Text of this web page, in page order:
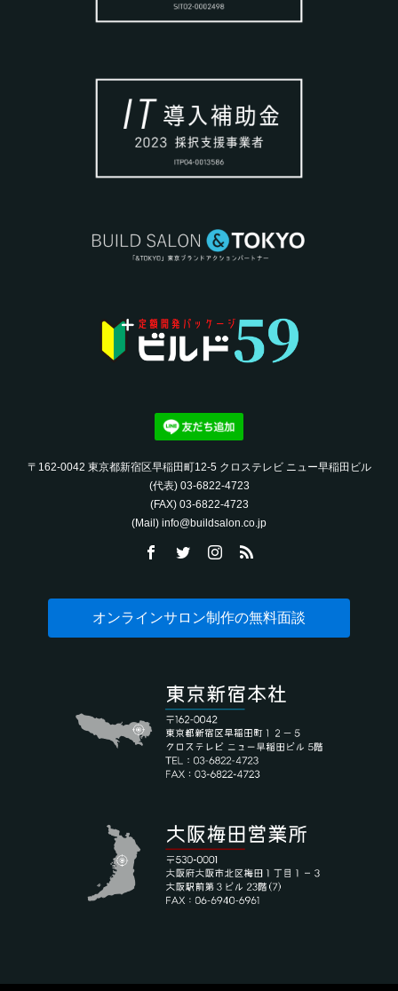
〒162-0042 東京都新宿区早稲田町12-5 クロステレビ ニュー早稲田ビル
(代表) 03-6822-4723‬
(FAX) 03-6822-4723‬
(Mail) info@buildsalon.co.jp
オンラインサロン制作の無料面談